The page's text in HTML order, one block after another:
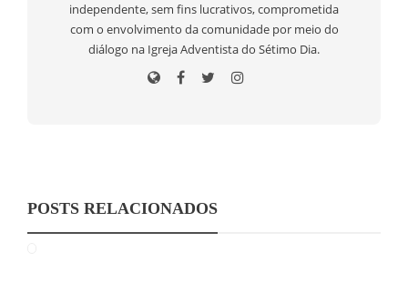
independente, sem fins lucrativos, comprometida
com o envolvimento da comunidade por meio do
diálogo na Igreja Adventista do Sétimo Dia.
POSTS RELACIONADOS